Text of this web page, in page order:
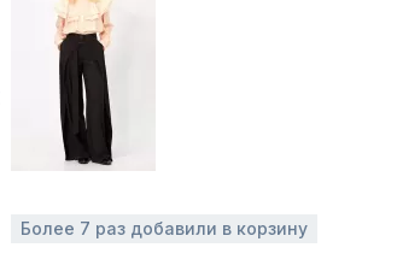
Более 7 раз добавили в корзину